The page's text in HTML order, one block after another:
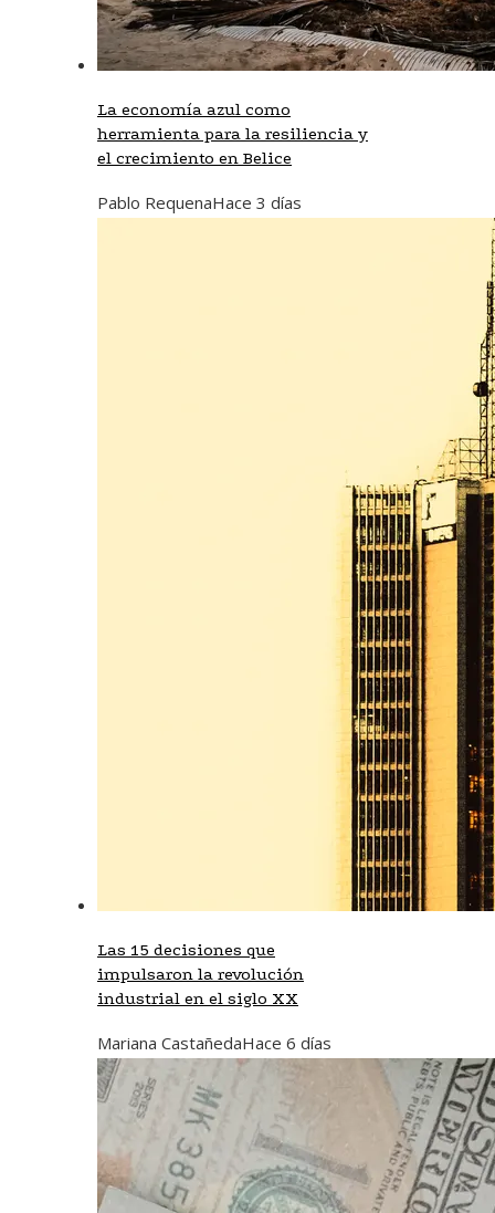
La economía azul como
herramienta para la resiliencia y
el crecimiento en Belice
Pablo RequenaHace 3 días
Las 15 decisiones que
impulsaron la revolución
industrial en el siglo XX
Mariana CastañedaHace 6 días